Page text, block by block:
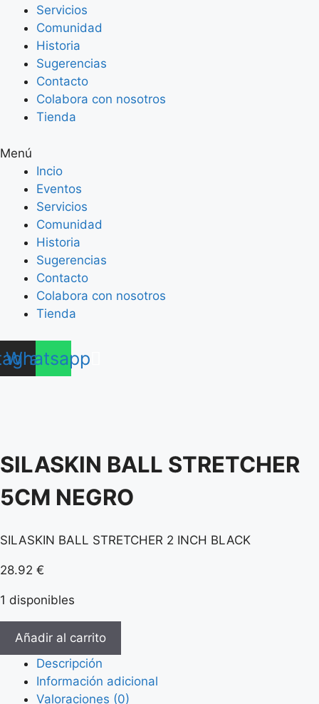
Servicios
Comunidad
Historia
Sugerencias
Contacto
Colabora con nosotros
Tienda
Menú
Incio
Eventos
Servicios
Comunidad
Historia
Sugerencias
Contacto
Colabora con nosotros
Tienda
Whatsapp
SILASKIN BALL STRETCHER
5CM NEGRO
SILASKIN BALL STRETCHER 2 INCH BLACK
28.92 €
1 disponibles
SILASKIN
STRETCHER
5CM
NEGRO
Añadir al carrito
Descripción
Información adicional
Valoraciones (0)